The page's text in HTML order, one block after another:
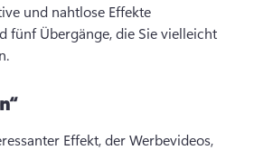
und nahtlose Effekte
fünf Übergänge, die Sie vielleicht
Effekt, der Werbevideos,